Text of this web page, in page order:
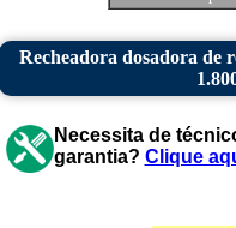
Recheadora dosadora de
Necessita de
garantia? Clique